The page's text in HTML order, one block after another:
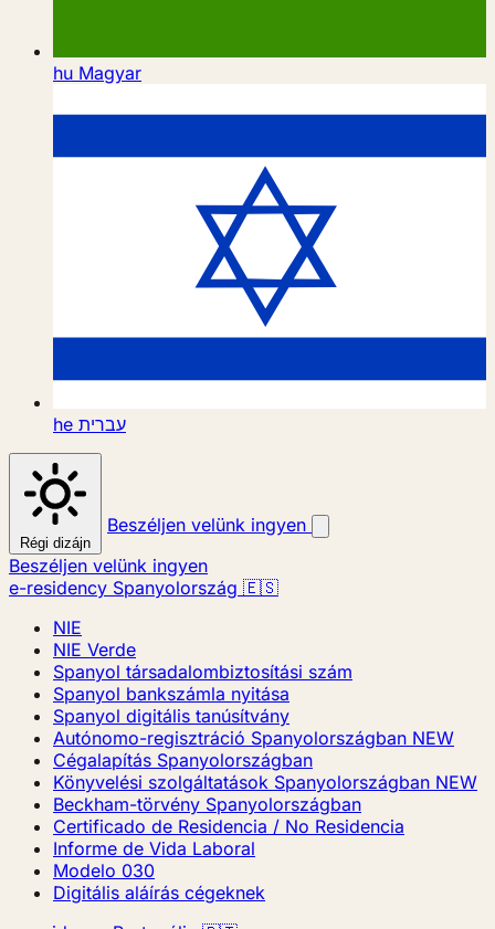
hu Magyar
he עברית
Régi dizájn
Beszéljen velünk ingyen
Beszéljen velünk ingyen
e-residency Spanyolország 🇪🇸
NIE
NIE Verde
Spanyol társadalombiztosítási szám
Spanyol bankszámla nyitása
Spanyol digitális tanúsítvány
Autónomo-regisztráció Spanyolországban NEW
Cégalapítás Spanyolországban
Könyvelési szolgáltatások Spanyolországban NEW
Beckham-törvény Spanyolországban
Certificado de Residencia / No Residencia
Informe de Vida Laboral
Modelo 030
Digitális aláírás cégeknek